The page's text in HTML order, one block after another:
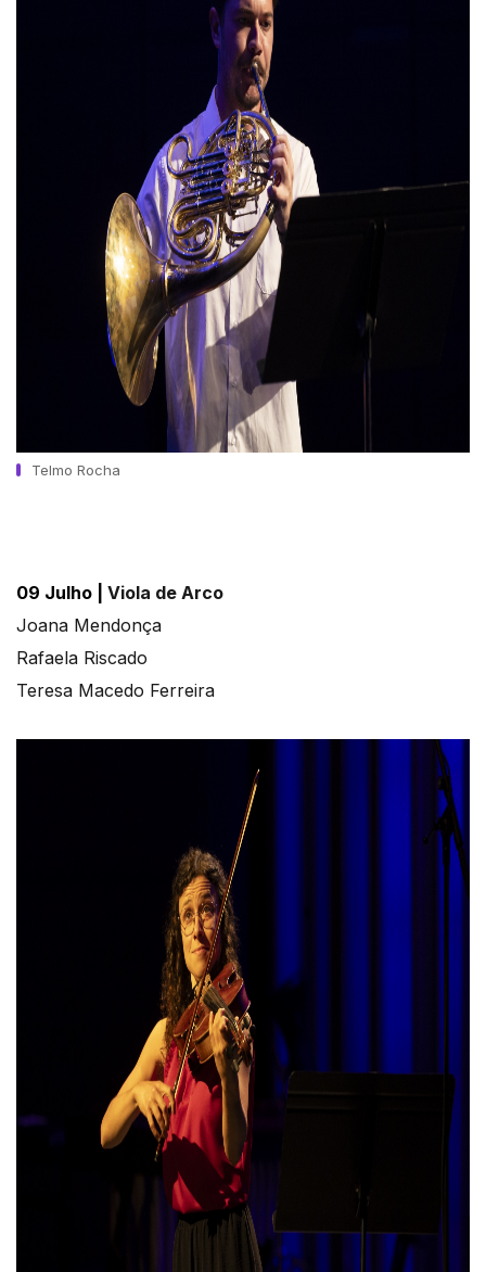
Telmo Rocha
09 Julho | Viola de Arco
Joana Mendonça
Rafaela Riscado
Teresa Macedo Ferreira